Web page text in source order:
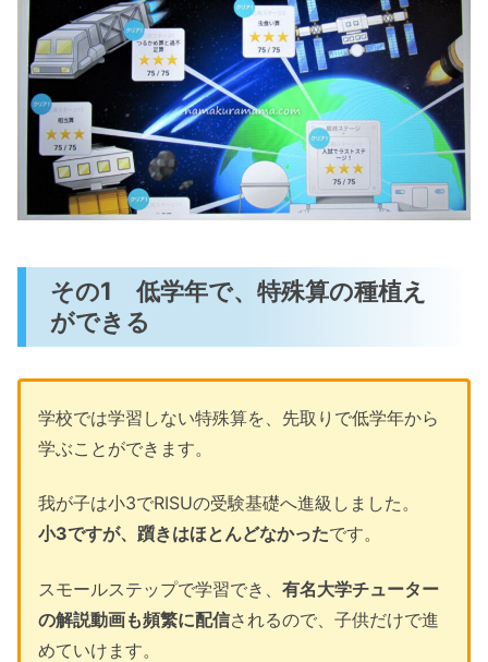
その1 低学年で、特殊算の種植え
ができる
学校では学習しない特殊算を、先取りで低学年から
学ぶことができます。
我が子は小3でRISUの受験基礎へ進級しました。
小3ですが、躓きはほとんどなかったです。
スモールステップで学習でき、 有名大学チューター
の解説動画も頻繁に配信されるので、子供だけで進
めていけます。